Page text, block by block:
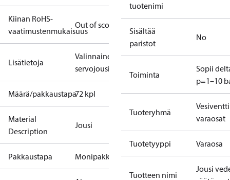
Kiinan RoHS-
vaatimustenmukaisuus
Out of scope
Lisätietoja
Valinnainen
servojousi
Määrä/pakkaustapa72 kpl
Material
Description
Jousi
Pakkaustapa Monipakkaus
tuotenimi
Sisältää
paristot
No
Toiminta
Sopii
p=1–10
Tuoteryhmä
varaosat
Tuotetyyppi Varaosa
Tuotteen nimi
Jousi